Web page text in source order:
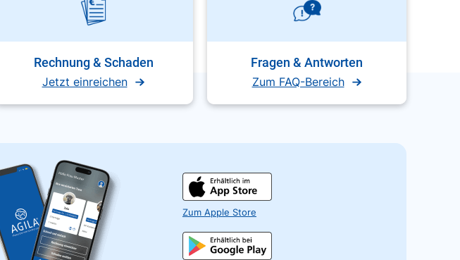
Rechnung & Schaden
Jetzt einreichen
Fragen & Antworten
Zum FAQ-Bereich
Zum Apple Store